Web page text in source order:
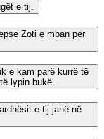
e tij.
Zoti e mban për
e kam parë kurrë të
lypin bukë.
e tij janë në